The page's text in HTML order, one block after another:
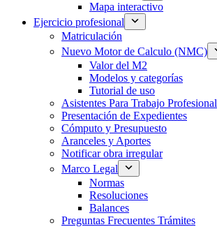
Mapa interactivo
Ejercicio profesional
Matriculación
Nuevo Motor de Calculo (NMC)
Valor del M2
Modelos y categorías
Tutorial de uso
Asistentes Para Trabajo Profesional
Presentación de Expedientes
Cómputo y Presupuesto
Aranceles y Aportes
Notificar obra irregular
Marco Legal
Normas
Resoluciones
Balances
Preguntas Frecuentes Trámites